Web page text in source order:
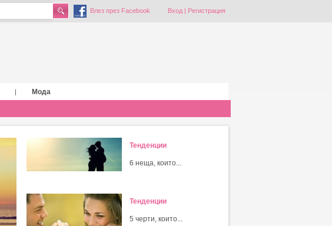
Влез през Facebook Вход| Регистрация
|
Мода
Тенденции
6 неща, които...
Тенденции
5 черти, които...